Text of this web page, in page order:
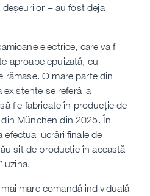
– au fost deja
electrice, care va fi
aproape epuizată, cu
rămase. O mare parte din
existente se referă la
fie fabricate în producție de
München din 2025. În
lucrări finale de
sit de producție în această
uzina.
mare comandă individuală